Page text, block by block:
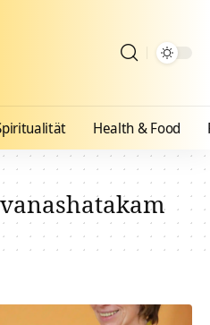
Health & Food